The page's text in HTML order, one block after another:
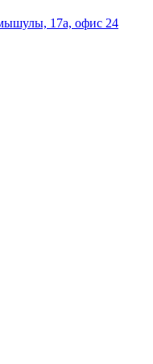
17а, офис 24